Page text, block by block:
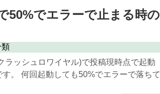
50%でエラーで止まる時の
類
ラッシュロワイヤル)で投稿現時点で起動
。 何回起動しても50%でエラーで落ちて